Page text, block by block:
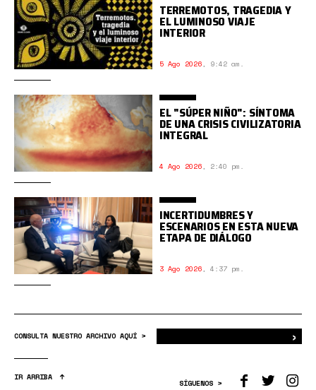
TERREMOTOS, TRAGEDIA Y
EL LUMINOSO VIAJE
INTERIOR
5 Ago 2026, 9:42 am.
EL "SÚPER NIÑO": SÍNTOMA
DE UNA CRISIS CIVILIZATORIA
INTEGRAL
4 Ago 2026, 2:40 pm.
INCERTIDUMBRES Y
ESCENARIOS EN ESTA NUEVA
ETAPA DE DIÁLOGO
3 Ago 2026, 4:37 pm.
CONSULTA NUESTRO ARCHIVO AQUÍ > ›
IR ARRIBA
SÍGUENOS >